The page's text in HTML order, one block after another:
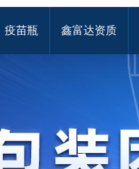
疫苗瓶 鑫富达资质